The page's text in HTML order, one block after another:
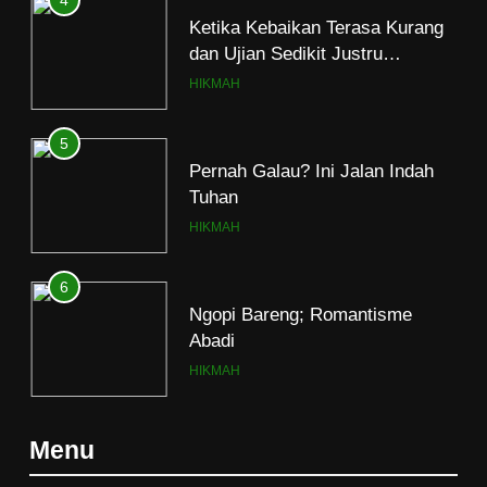
Menjerumuskan
HIKMAH
HIKMAH
HIKMAH
Menu